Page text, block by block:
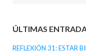
ÚLTIMAS
REFLEXIÓN 31: ESTAR